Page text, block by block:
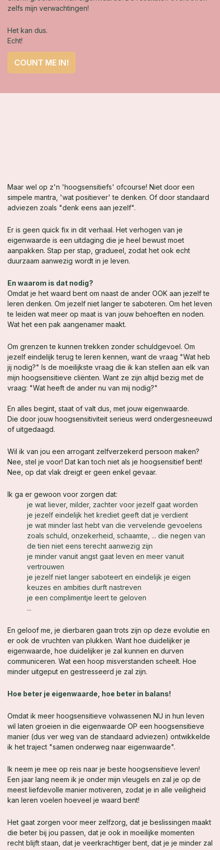
zelfs mijn verwachtingen!
Het kan dus.
Echt!
COUNT ME IN!
Maar wel op z'n 'hoogsensitiefs' ofcourse! Niet door een
simpele mantra, 'wat positiever' te denken. Of door standaard
adviezen zoals "denk eens aan jezelf".
Er is geen quick fix in dit verhaal. Het verhogen van je
eigenwaarde is een uitdaging die je heel bewust moet
aanpakken. Stap per stap, gradueel, zodat het ook echt
duurzaam aanwezig wordt in je leven.
En waarom is dat nodig?
Omdat je het waard bent om naast de ander OOK aan jezelf te
leren denken. Om jezelf niet langer te saboteren. Om het leven
te leiden wat meer op maat is van jouw behoeften en noden.
Wat het een pak aangenamer maakt.
Om grenzen te kunnen trekken zonder schuldgevoel. Om
jezelf eindelijk terug te leren kennen, want de vraag "Wat heb
jij nodig?" Is de moeilijkste vraag die ik kan stellen aan elk van
mijn hoogsensitieve cliënten. Want ze zijn altijd bezig met de
vraag: "Wat heeft de ander nu van mij nodig?"
En alles begint, staat of valt dus, met jouw eigenwaarde.
Die door jouw hoogsensitiviteit serieus werd ondergesneeuwd
of uitgedaagd.
Wil ik van jou een arrogant zelfverzekerd persoon maken?
Nee, stel je voor! Dat kan toch niet als je hoogsensitief bent!
Nee, op dat vlak dreigt er geen enkel gevaar.
Ik ga er gewoon voor zorgen dat:
je wat liever, milder, zachter voor jezelf gaat worden
je jezelf eindelijk het krediet geeft dat je verdient
je wat minder last hebt van die vervelende gevoelens
zoals schuld, onzekerheid, schaamte, ... die negen van
de tien niet eens terecht aanwezig zijn
je minder vanuit angst gaat leven en meer vanuit
vertrouwen
je jezelf niet langer saboteert en eindelijk je eigen
keuzes en ambities durft nastreven
je een complimentje leert te geloven
...
En geloof me, je dierbaren gaan trots zijn op deze evolutie en
er ook de vruchten van plukken. Want hoe duidelijker je
eigenwaarde, hoe duidelijker je zal kunnen en durven
communiceren. Wat een hoop misverstanden scheelt. Hoe
minder uitgeput en gestresseerd je zal zijn.
Hoe beter je eigenwaarde, hoe beter in balans!
Omdat ik meer hoogsensitieve volwassenen NU in hun leven
wil laten groeien in die eigenwaarde OP een hoogsensitieve
manier (dus ver weg van de standaard adviezen) ontwikkelde
ik het traject "samen onderweg naar eigenwaarde".
Ik neem je mee op reis naar je beste hoogsensitieve leven!
Een jaar lang neem ik je onder mijn vleugels en zal je op de
meest liefdevolle manier motiveren, zodat je in alle veiligheid
kan leren voelen hoeveel je waard bent!
Het gaat zorgen voor meer zelfzorg, dat je beslissingen maakt
die beter bij jou passen, dat je ook in moeilijke momenten
recht blijft staan, dat je veerkrachtiger bent, dat je je minder zal